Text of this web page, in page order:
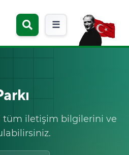
☰
tüm iletişim bilgilerini ve